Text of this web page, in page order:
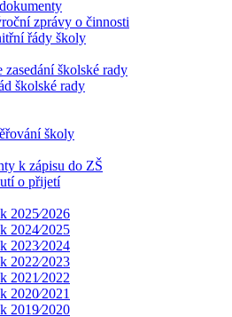
zprávy o činnosti
řády školy
zasedání školské rady
školské rady
školy
k zápisu do ZŠ
o přijetí
2025⁄2026
2024⁄2025
2023⁄2024
2022⁄2023
2021⁄2022
2020⁄2021
2019⁄2020